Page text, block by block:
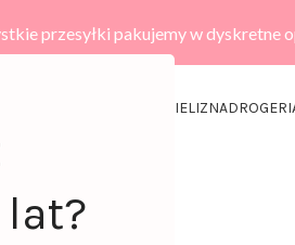
lat?
przesyłki pakujemy w dyskretne
BIELIZNA